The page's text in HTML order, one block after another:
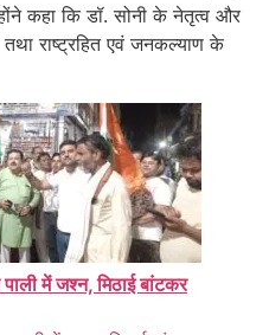
कहा कि डॉ. सोनी के नेतृत्व और
राष्ट्रहित एवं जनकल्याण के
में जश्न, मिठाई बांटकर